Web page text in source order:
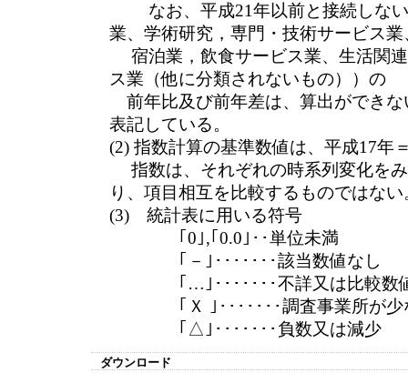
なお、平成21年以前と接続しない
業、学術研究，専門・技術サービス業
宿泊業，飲食サービス業、生活関
ス業（他に分類されないもの））の
前年比及び前年差は、算出ができ
表記している。
(2) 指数計算の基準数値は、平成17年
指数は、それぞれの時系列変化を
り、項目相互を比較するものではない
(3) 統計表に用いる符号
｢0｣,｢0.0｣･･単位未満
｢－｣･･･････該当数値なし
｢…｣･･･････不詳又は比較数
｢Ｘ ｣･･･････調査事業所が少
｢△｣･･･････負数又は減少
ダウンロード